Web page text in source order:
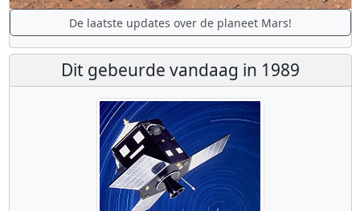
De laatste updates over de planeet Mars!
Dit gebeurde vandaag in 1989